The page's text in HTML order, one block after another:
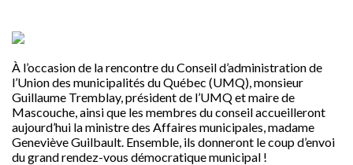
À l’occasion de la rencontre du Conseil d’administration de
l’Union des municipalités du Québec (UMQ), monsieur
Guillaume Tremblay, président de l’UMQ et maire de
Mascouche, ainsi que les membres du conseil accueilleront
aujourd’hui la ministre des Affaires municipales, madame
Geneviève Guilbault. Ensemble, ils donneront le coup d’envoi
du grand rendez-vous démocratique municipal !